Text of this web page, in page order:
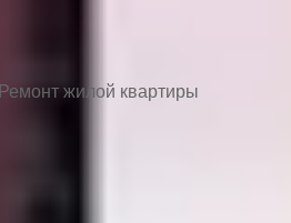
Ремонт жилой квартиры